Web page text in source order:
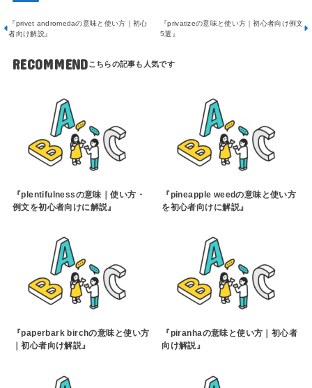
『privet andromedaの意味と使い方｜初心
者向け解説』
『privatizeの意味と使い方｜初心者向け例文
5選』
RECOMMEND
『plentifulnessの意味｜使い方・
例文を初心者向けに解説』
『pineapple weedの意味と使い方
を初心者向けに解説』
『paperbark birchの意味と使い方
｜初心者向け解説』
『piranhaの意味と使い方｜初心者
向け解説』